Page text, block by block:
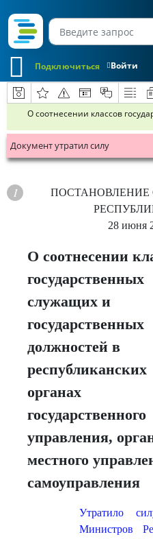
Войти
Подключиться
О соотнесении классов
Документ утратил силу
ПОСТАНОВЛЕНИЕ
28 июня
О соотнесении
государственных
служащих и
государственных
должностей в
республиканских
органах
государственного
управления,
местного
самоуправления
Утратило
Министров